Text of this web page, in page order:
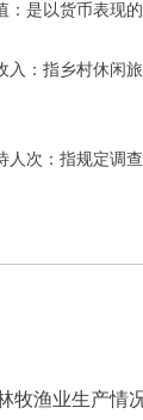
以货币表现的
指乡村休闲旅
次：指规定调查
牧渔业生产情